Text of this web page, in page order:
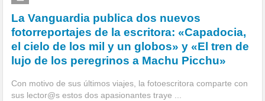
La Vanguardia publica dos nuevos
fotorreportajes de la escritora: «Capadocia,
el cielo de los mil y un globos» y «El tren de
lujo de los peregrinos a Machu Picchu»
Con motivo de sus últimos viajes, la fotoescritora comparte con
sus lector@s estos dos apasionantes traye ...